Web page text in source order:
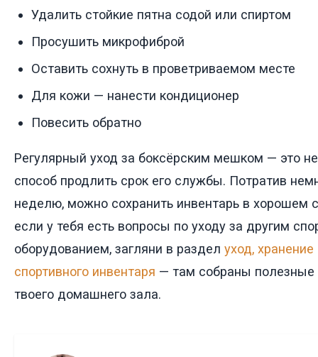
Удалить стойкие пятна содой или спиртом
Просушить микрофиброй
Оставить сохнуть в проветриваемом месте
Для кожи — нанести кондиционер
Повесить обратно
Регулярный уход за боксёрским мешком — это не
способ продлить срок его службы. Потратив
неделю, можно сохранить инвентарь в хорошем
если у тебя есть вопросы по уходу за другим
оборудованием, загляни в раздел уход,
спортивного инвентаря — там собраны
твоего домашнего зала.